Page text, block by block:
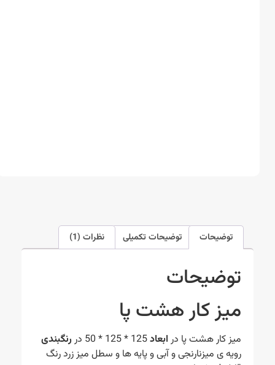
توضیحات توضیحات تکمیلی نظرات (1)
توضیحات
میز کار هشت پا
میز کار هشت پا درابعاد
رنگبندی
رویه ی میزنارنجی و آبی و پایه ها و سطل میز زرد رنگ